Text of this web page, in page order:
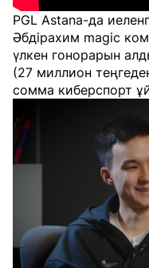
PGL Astana-да
Әбдірахим magic
үлкен гонорарын
(27 миллион
сомма киберспорт